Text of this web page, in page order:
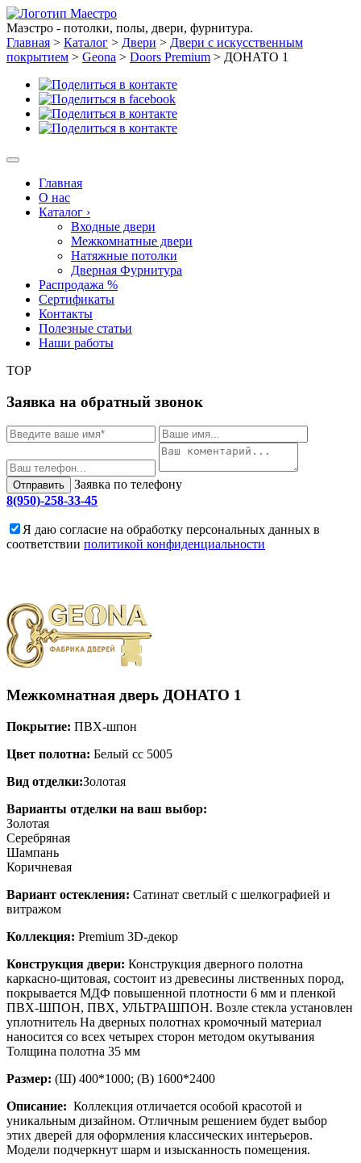
Маэстро - потолки, полы, двери, фурнитура.
Главная > Каталог > Двери > Двери с искусственным
покрытием > Geona > Doors Premium > ДОНАТО 1
Главная
О нас
Каталог ›
Входные двери
Межкомнатные двери
Натяжные потолки
Дверная Фурнитура
Распродажа %
Сертификаты
Контакты
Полезные статьи
Наши работы
TOP
Заявка на обратный звонок
Отправить
Заявка по телефону
8(950)-258-33-45
Я даю согласие на обработку персональных данных в
соответствии политикой конфиденциальности
Межкомнатная дверь ДОНАТО 1
Покрытие: ПВХ-шпон
Цвет полотна: Белый сс 5005
Вид отделки:Золотая
Варианты отделки на ваш выбор:
Золотая
Серебряная
Шампань
Коричневая
Вариант остекления: Сатинат светлый с шелкографией и
витражом
Коллекция: Premium 3D-декор
Конструкция двери: Конструкция дверного полотна
каркасно-щитовая, состоит из древесины лиственных пород,
покрывается МДФ повышенной плотности 6 мм и пленкой
ПВХ-ШПОН, ПВХ, УЛЬТРАШПОН. Возле стекла установлен
уплотнитель На дверных полотнах кромочный материал
наносится со всех четырех сторон методом окутывания
Толщина полотна 35 мм
Размер: (Ш) 400*1000; (В) 1600*2400
Описание: Коллекция отличается особой красотой и
уникальным дизайном. Отличным решением будет выбор
этих дверей для оформления классических интерьеров.
Модели подчеркнут шарм и изысканность помещения.